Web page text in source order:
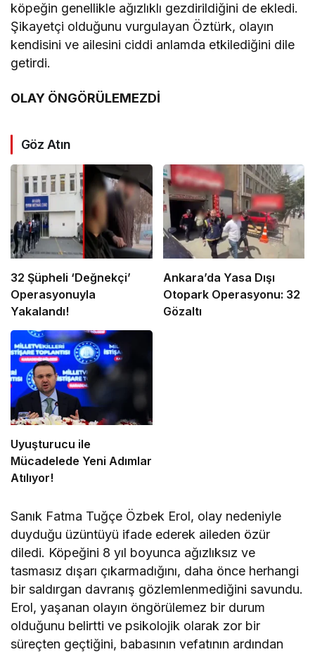
köpeğin genellikle ağızlıklı gezdirildiğini de ekledi.
Şikayetçi olduğunu vurgulayan Öztürk, olayın
kendisini ve ailesini ciddi anlamda etkilediğini dile
getirdi.
OLAY ÖNGÖRÜLEMEZDİ
Göz Atın
32 Şüpheli ‘Değnekçi’
Operasyonuyla
Yakalandı!
Ankara’da Yasa Dışı
Otopark Operasyonu: 32
Gözaltı
Uyuşturucu ile
Mücadelede Yeni Adımlar
Atılıyor!
Sanık Fatma Tuğçe Özbek Erol, olay nedeniyle
duyduğu üzüntüyü ifade ederek aileden özür
diledi. Köpeğini 8 yıl boyunca ağızlıksız ve
tasmasız dışarı çıkarmadığını, daha önce herhangi
bir saldırgan davranış gözlemlenmediğini savundu.
Erol, yaşanan olayın öngörülemez bir durum
olduğunu belirtti ve psikolojik olarak zor bir
süreçten geçtiğini, babasının vefatının ardından